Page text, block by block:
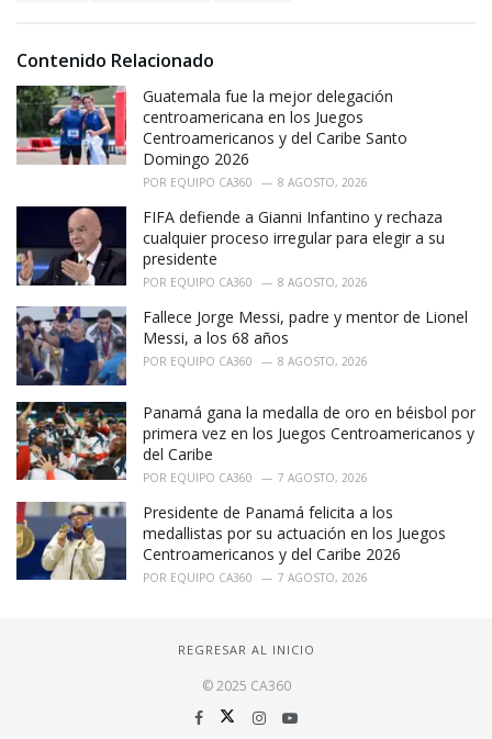
i
s
:
Contenido Relacionado
Guatemala fue la mejor delegación
centroamericana en los Juegos
Centroamericanos y del Caribe Santo
Domingo 2026
POR EQUIPO CA360 8 AGOSTO, 2026
FIFA defiende a Gianni Infantino y rechaza
cualquier proceso irregular para elegir a su
presidente
POR EQUIPO CA360 8 AGOSTO, 2026
Fallece Jorge Messi, padre y mentor de Lionel
Messi, a los 68 años
POR EQUIPO CA360 8 AGOSTO, 2026
Panamá gana la medalla de oro en béisbol por
primera vez en los Juegos Centroamericanos y
del Caribe
POR EQUIPO CA360 7 AGOSTO, 2026
Presidente de Panamá felicita a los
medallistas por su actuación en los Juegos
Centroamericanos y del Caribe 2026
POR EQUIPO CA360 7 AGOSTO, 2026
REGRESAR AL INICIO
© 2025 CA360